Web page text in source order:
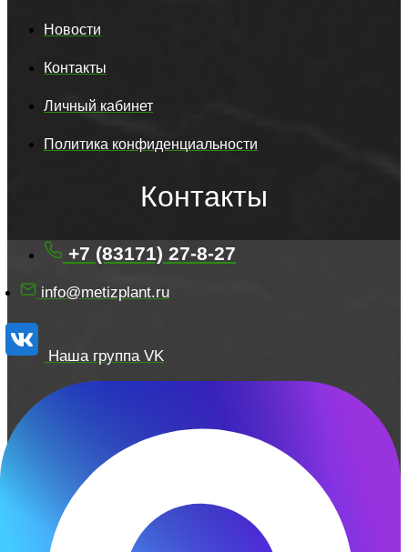
Новости
Контакты
Личный кабинет
Политика конфиденциальности
Контакты
+7 (83171) 27-8-27
info@metizplant.ru
Наша группа VK